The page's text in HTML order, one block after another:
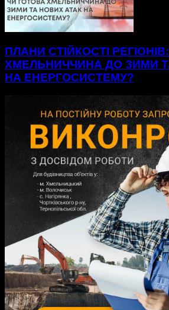
ПЛАНИ СТІЙКОСТІ
ХМЕЛЬНИЧЧИНА ДО ЗИМИ
НА ЕНЕРГОСИСТЕМУ?